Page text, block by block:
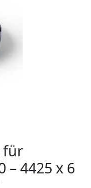
für
– 4425 x 6